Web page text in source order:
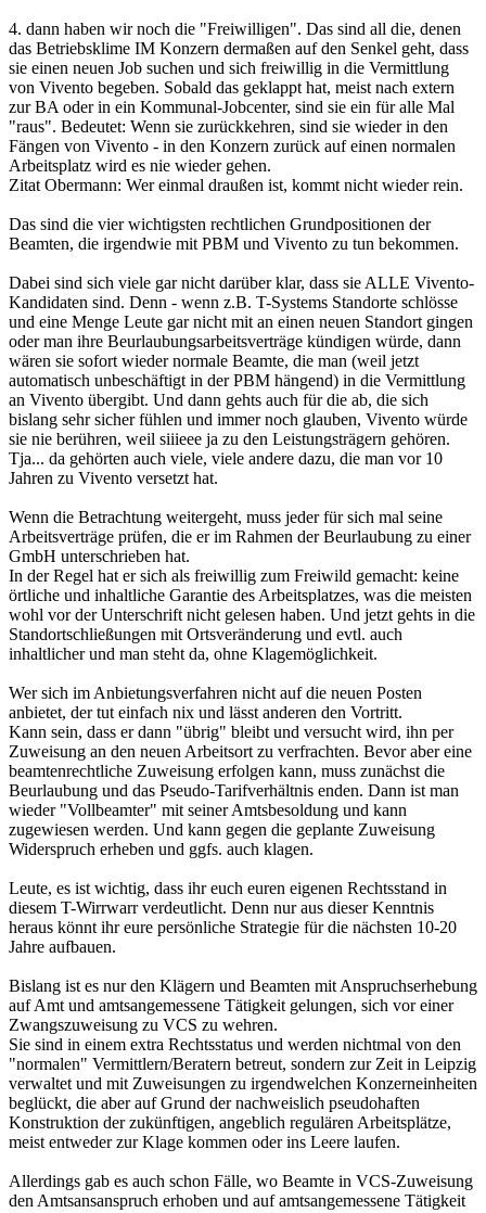
4. dann haben wir noch die "Freiwilligen". Das sind all die, denen
das Betriebsklime IM Konzern dermaßen auf den Senkel geht, dass
sie einen neuen Job suchen und sich freiwillig in die Vermittlung
von Vivento begeben. Sobald das geklappt hat, meist nach extern
zur BA oder in ein Kommunal-Jobcenter, sind sie ein für alle Mal
"raus". Bedeutet: Wenn sie zurückkehren, sind sie wieder in den
Fängen von Vivento - in den Konzern zurück auf einen normalen
Arbeitsplatz wird es nie wieder gehen.
Zitat Obermann: Wer einmal draußen ist, kommt nicht wieder rein.
Das sind die vier wichtigsten rechtlichen Grundpositionen der
Beamten, die irgendwie mit PBM und Vivento zu tun bekommen.
Dabei sind sich viele gar nicht darüber klar, dass sie ALLE Vivento-
Kandidaten sind. Denn - wenn z.B. T-Systems Standorte schlösse
und eine Menge Leute gar nicht mit an einen neuen Standort gingen
oder man ihre Beurlaubungsarbeitsverträge kündigen würde, dann
wären sie sofort wieder normale Beamte, die man (weil jetzt
automatisch unbeschäftigt in der PBM hängend) in die Vermittlung
an Vivento übergibt. Und dann gehts auch für die ab, die sich
bislang sehr sicher fühlen und immer noch glauben, Vivento würde
sie nie berühren, weil siiieee ja zu den Leistungsträgern gehören.
Tja... da gehörten auch viele, viele andere dazu, die man vor 10
Jahren zu Vivento versetzt hat.
Wenn die Betrachtung weitergeht, muss jeder für sich mal seine
Arbeitsverträge prüfen, die er im Rahmen der Beurlaubung zu einer
GmbH unterschrieben hat.
In der Regel hat er sich als freiwillig zum Freiwild gemacht: keine
örtliche und inhaltliche Garantie des Arbeitsplatzes, was die meisten
wohl vor der Unterschrift nicht gelesen haben. Und jetzt gehts in die
Standortschließungen mit Ortsveränderung und evtl. auch
inhaltlicher und man steht da, ohne Klagemöglichkeit.
Wer sich im Anbietungsverfahren nicht auf die neuen Posten
anbietet, der tut einfach nix und lässt anderen den Vortritt.
Kann sein, dass er dann "übrig" bleibt und versucht wird, ihn per
Zuweisung an den neuen Arbeitsort zu verfrachten. Bevor aber eine
beamtenrechtliche Zuweisung erfolgen kann, muss zunächst die
Beurlaubung und das Pseudo-Tarifverhältnis enden. Dann ist man
wieder "Vollbeamter" mit seiner Amtsbesoldung und kann
zugewiesen werden. Und kann gegen die geplante Zuweisung
Widerspruch erheben und ggfs. auch klagen.
Leute, es ist wichtig, dass ihr euch euren eigenen Rechtsstand in
diesem T-Wirrwarr verdeutlicht. Denn nur aus dieser Kenntnis
heraus könnt ihr eure persönliche Strategie für die nächsten 10-20
Jahre aufbauen.
Bislang ist es nur den Klägern und Beamten mit Anspruchserhebung
auf Amt und amtsangemessene Tätigkeit gelungen, sich vor einer
Zwangszuweisung zu VCS zu wehren.
Sie sind in einem extra Rechtsstatus und werden nichtmal von den
"normalen" Vermittlern/Beratern betreut, sondern zur Zeit in Leipzig
verwaltet und mit Zuweisungen zu irgendwelchen Konzerneinheiten
beglückt, die aber auf Grund der nachweislich pseudohaften
Konstruktion der zukünftigen, angeblich regulären Arbeitsplätze,
meist entweder zur Klage kommen oder ins Leere laufen.
Allerdings gab es auch schon Fälle, wo Beamte in VCS-Zuweisung
den Amtsansanspruch erhoben und auf amtsangemessene Tätigkeit